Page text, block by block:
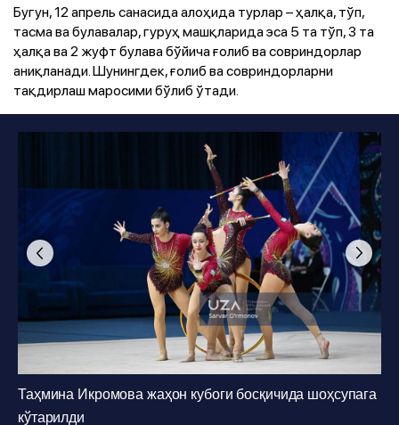
Бугун, 12 апрель санасида алоҳида турлар – ҳалқа, тўп,
тасма ва булавалар, гуруҳ машқларида эса 5 та тўп, 3 та
ҳалқа ва 2 жуфт булава бўйича ғолиб ва совриндорлар
аниқланади. Шунингдек, ғолиб ва совриндорларни
тақдирлаш маросими бўлиб ўтади.
Таҳмина Икромова жаҳон кубоги босқичида шоҳсупага
кўтарилди